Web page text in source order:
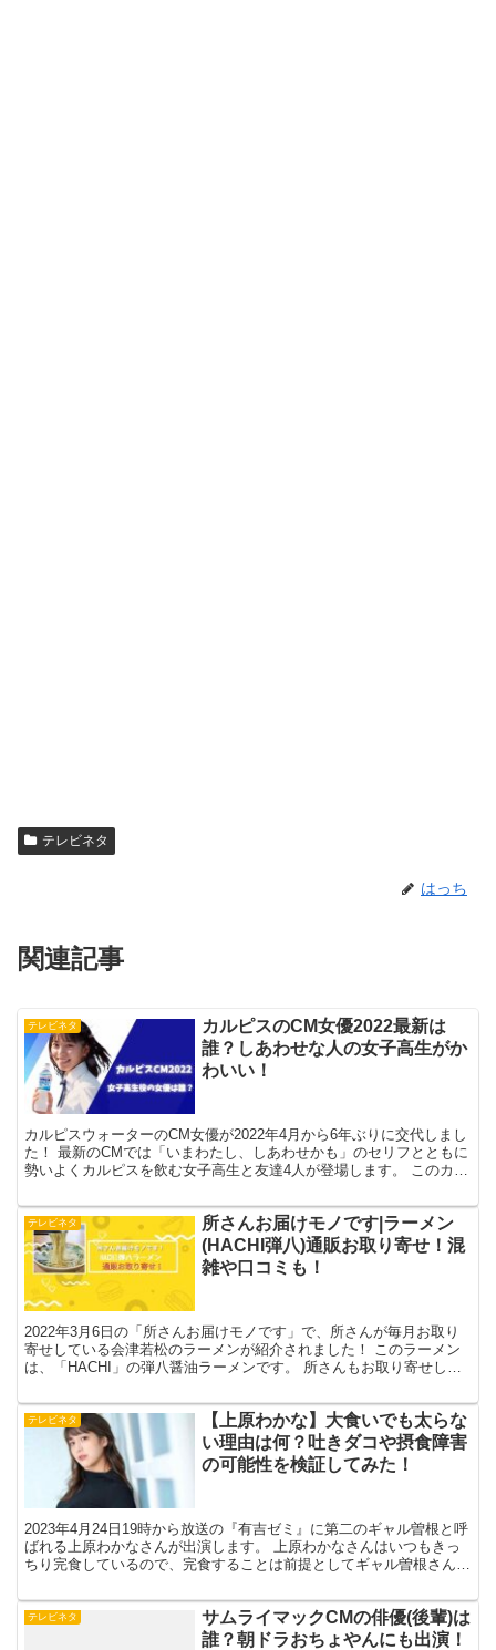
テレビネタ
はっち
関連記事
テレビネタ
カルピスのCM女優2022最新は
誰？しあわせな人の女子高生がか
わいい！
カルピスウォーターのCM女優が2022年4月から6年ぶりに交代しまし
た！ 最新のCMでは「いまわたし、しあわせかも」のセリフとともに
勢いよくカルピスを飲む女子高生と友達4人が登場します。 このカル
テレビネタ
所さんお届けモノです|ラーメン
(HACHI弾八)通販お取り寄せ！混
雑や口コミも！
2022年3月6日の「所さんお届けモノです」で、所さんが毎月お取り
寄せしている会津若松のラーメンが紹介されました！ このラーメン
は、「HACHI」の弾八醤油ラーメンです。 所さんもお取り寄せして
テレビネタ
【上原わかな】大食いでも太らな
い理由は何？吐きダコや摂食障害
の可能性を検証してみた！
2023年4月24日19時から放送の『有吉ゼミ』に第二のギャル曽根と呼
ばれる上原わかなさんが出演します。 上原わかなさんはいつもきっ
ちり完食しているので、完食することは前提としてギャル曽根さんに
テレビネタ
サムライマックCMの俳優(後輩)は
誰？朝ドラおちょやんにも出演！